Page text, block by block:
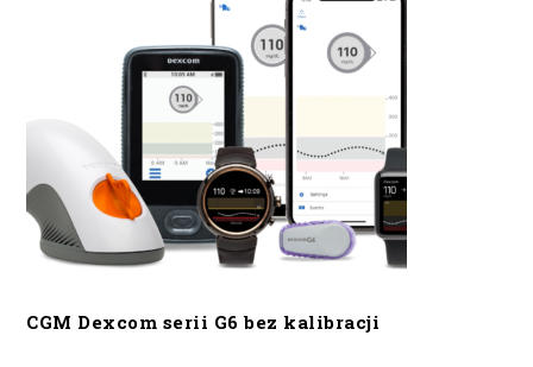
CGM Dexcom serii G6 bez kalibracji